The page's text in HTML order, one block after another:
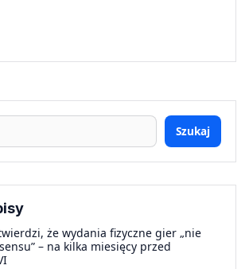
Szukaj
że wydania fizyczne gier „nie
– na kilka miesięcy przed